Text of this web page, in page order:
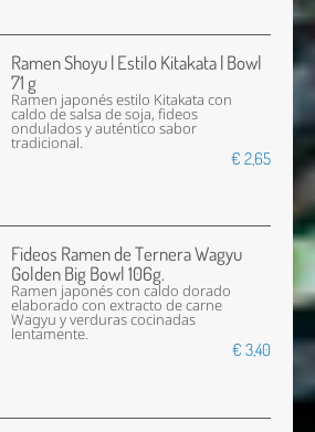
Ramen Shoyu | Estilo Kitakata | Bowl
71 g
Ramen japonés estilo Kitakata con
caldo de salsa de soja, fideos
ondulados y auténtico sabor
tradicional.
€ 2,65
Fideos Ramen de Ternera Wagyu
Golden Big Bowl 106g.
Ramen japonés con caldo dorado
elaborado con extracto de carne
Wagyu y verduras cocinadas
lentamente.
€ 3,40